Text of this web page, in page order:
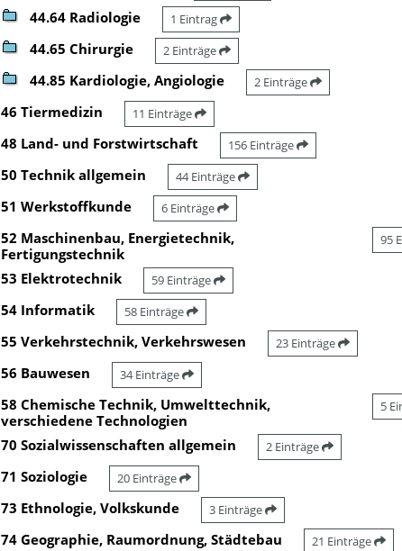
44.64 Radiologie 1 Eintrag
44.65 Chirurgie 2 Einträge
44.85 Kardiologie, Angiologie 2 Einträge
46 Tiermedizin 11 Einträge
48 Land- und Forstwirtschaft 156 Einträge
50 Technik allgemein 44 Einträge
51 Werkstoffkunde 6 Einträge
52 Maschinenbau, Energietechnik,
Fertigungstechnik
95
53 Elektrotechnik 59 Einträge
54 Informatik 58 Einträge
55 Verkehrstechnik, Verkehrswesen 23 Einträge
56 Bauwesen 34 Einträge
58 Chemische Technik, Umwelttechnik,
verschiedene Technologien
5
70 Sozialwissenschaften allgemein 2 Einträge
71 Soziologie 20 Einträge
73 Ethnologie, Volkskunde 3 Einträge
74 Geographie, Raumordnung, Städtebau 21 Einträge